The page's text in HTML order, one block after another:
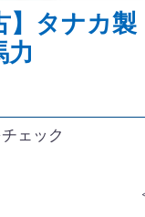
】タナカ製
力
ェック